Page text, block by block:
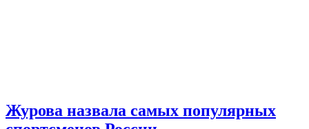
Журова назвала самых популярных